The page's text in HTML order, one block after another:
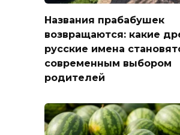
Названия прабабушек
возвращаются: какие
русские имена
современным выбором
родителей